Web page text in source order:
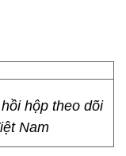
(Ảnh: S.Đồng)